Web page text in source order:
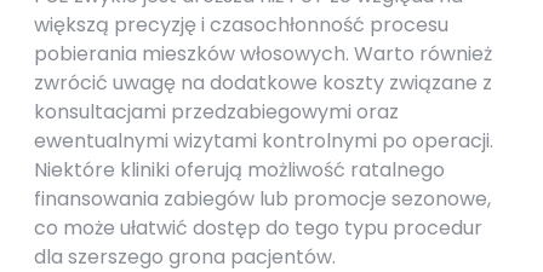
większą precyzję i czasochłonność procesu
pobierania mieszków włosowych. Warto również
zwrócić uwagę na dodatkowe koszty związane z
konsultacjami przedzabiegowymi oraz
ewentualnymi wizytami kontrolnymi po operacji.
Niektóre kliniki oferują możliwość ratalnego
finansowania zabiegów lub promocje sezonowe,
co może ułatwić dostęp do tego typu procedur
dla szerszego grona pacjentów.